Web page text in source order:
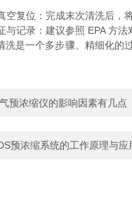
位：完成末次清洗后，将
录：建议参照 EPA 方法
一个多步骤、精细化的过
预浓缩仪的影响因素有几点
预浓缩系统的工作原理与应